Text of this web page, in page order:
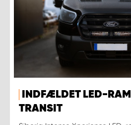
INDFÆLDET LED-
TRANSIT